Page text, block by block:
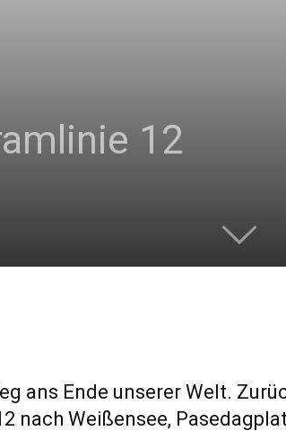
HU
12
ans Ende unserer Welt.
nach Weißensee,